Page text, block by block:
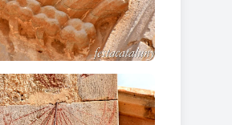
traceries, gablets i
és cobert amb
.